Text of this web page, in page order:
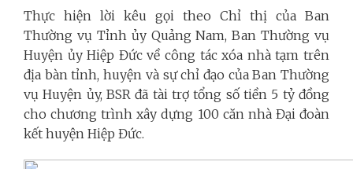
Thực hiện lời kêu gọi theo Chỉ thị của Ban
Thường vụ Tỉnh ủy Quảng Nam, Ban Thường vụ
Huyện ủy Hiệp Đức về công tác xóa nhà tạm trên
địa bàn tỉnh, huyện và sự chỉ đạo của Ban Thường
vụ Huyện ủy, BSR đã tài trợ tổng số tiền 5 tỷ đồng
cho chương trình xây dựng 100 căn nhà Đại đoàn
kết huyện Hiệp Đức.